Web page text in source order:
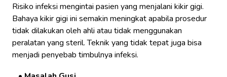
Risiko infeksi mengintai pasien yang menjalani kikir gigi.
Bahaya kikir gigi ini semakin meningkat apabila prosedur
tidak dilakukan oleh ahli atau tidak menggunakan
peralatan yang steril. Teknik yang tidak tepat juga bisa
menjadi penyebab timbulnya infeksi.